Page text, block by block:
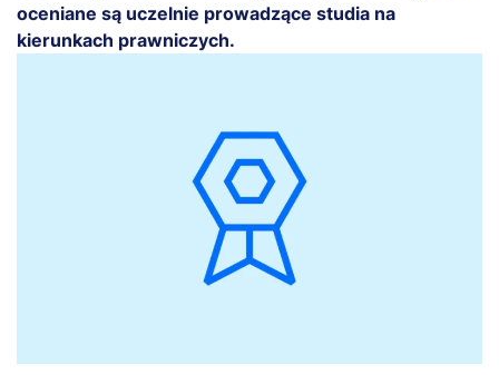
oceniane są uczelnie prowadzące studia na
kierunkach prawniczych.